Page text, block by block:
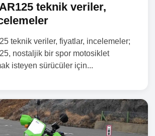
teknik veriler,
teknik veriler, fiyatlar, incelemeler;
nostaljik bir spor motosiklet
isteyen sürücüler için...